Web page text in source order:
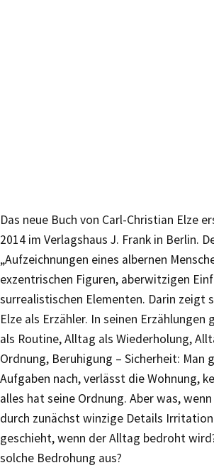
Das neue Buch von Carl-Christian Elze
2014 im Verlagshaus J. Frank in Berlin.
„Aufzeichnungen eines albernen
exzentrischen Figuren, aberwitzigen
surrealistischen Elementen. Darin zeigt
Elze als Erzähler. In seinen Erzählungen
als Routine, Alltag als Wiederholung,
Ordnung, Beruhigung – Sicherheit: Man
Aufgaben nach, verlässt die Wohnung,
alles hat seine Ordnung. Aber was,
durch zunächst winzige Details
geschieht, wenn der Alltag bedroht
solche Bedrohung aus?